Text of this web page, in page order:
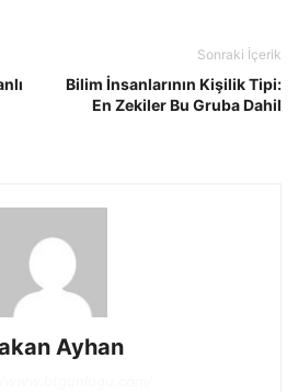
Sonraki İçerik
Bilim İnsanlarının Kişilik Tipi:
En Zekiler Bu Gruba Dahil
Ayhan